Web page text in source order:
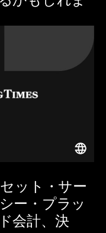
ット・サー
ー・プラッ
会計、決